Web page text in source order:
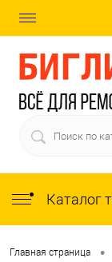
Каталог
Главная страница •